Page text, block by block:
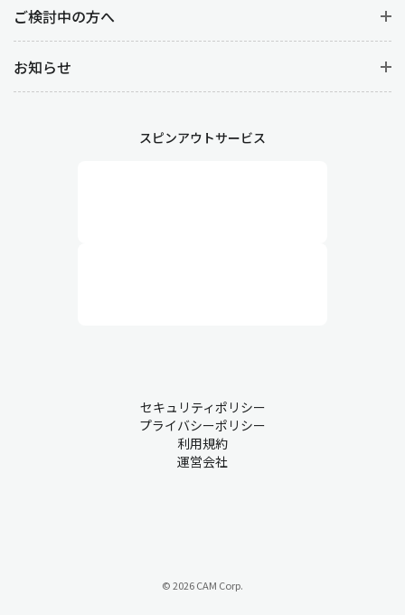
ご検討中の方へ
お知らせ
スピンアウトサービス
セキュリティポリシー
プライバシーポリシー
利用規約
運営会社
© 2026 CAM Corp.